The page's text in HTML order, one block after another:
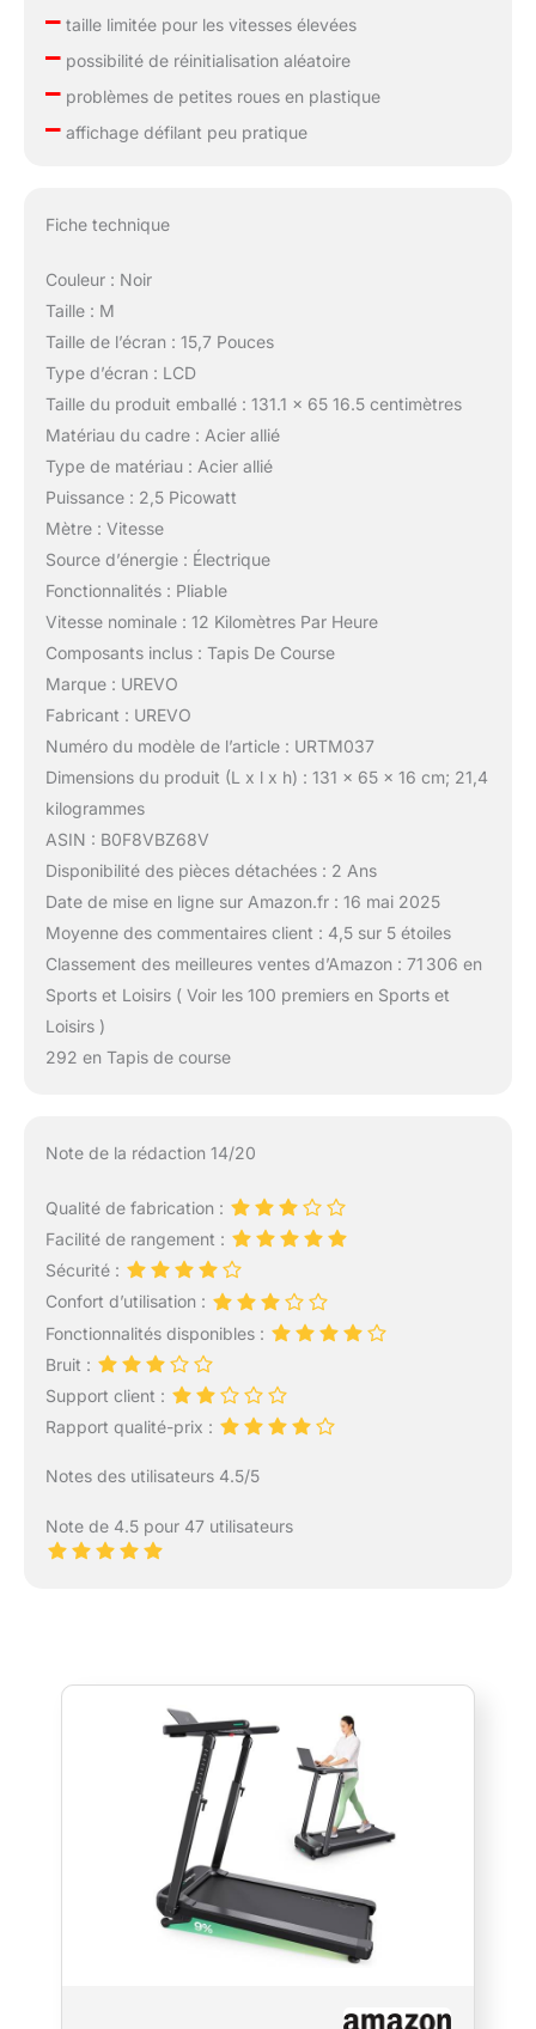
–taille limitée pour les vitesses élevées
–possibilité de réinitialisation aléatoire
–problèmes de petites roues en plastique
–affichage défilant peu pratique
Fiche technique
Couleur : Noir
Taille : M
Taille de l’écran : 15,7 Pouces
Type d’écran : LCD
Taille du produit emballé : 131.1 x 65 16.5 centimètres
Matériau du cadre : Acier allié
Type de matériau : Acier allié
Puissance : 2,5 Picowatt
Mètre : Vitesse
Source d’énergie : Électrique
Fonctionnalités : Pliable
Vitesse nominale : 12 Kilomètres Par Heure
Composants inclus : Tapis De Course
Marque : UREVO
Fabricant : UREVO
Numéro du modèle de l’article : URTM037
Dimensions du produit (L x l x h) : 131 x 65 x 16 cm; 21,4
kilogrammes
ASIN : B0F8VBZ68V
Disponibilité des pièces détachées : 2 Ans
Date de mise en ligne sur Amazon.fr : 16 mai 2025
Moyenne des commentaires client : 4,5 sur 5 étoiles
Classement des meilleures ventes d’Amazon : 71 306 en
Sports et Loisirs ( Voir les 100 premiers en Sports et
Loisirs )
292 en Tapis de course
Note de la rédaction 14/20
Qualité de fabrication :
Facilité de rangement :
Sécurité :
Confort d’utilisation :
Fonctionnalités disponibles :
Bruit :
Support client :
Rapport qualité-prix :
Notes des utilisateurs 4.5/5
Note de 4.5 pour 47 utilisateurs